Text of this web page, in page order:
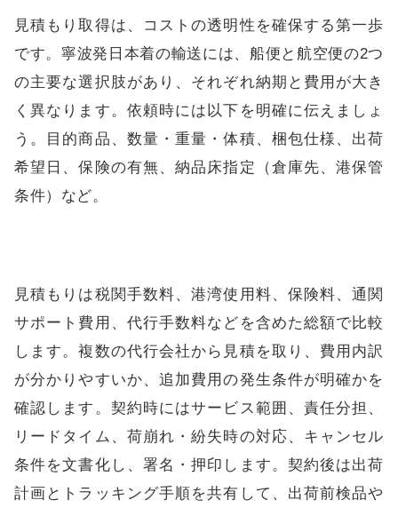
見積もり取得は、コストの透明性を確保する第一歩
です。寧波発日本着の輸送には、船便と航空便の2つ
の主要な選択肢があり、それぞれ納期と費用が大き
く異なります。依頼時には以下を明確に伝えましょ
う。目的商品、数量・重量・体積、梱包仕様、出荷
希望日、保険の有無、納品床指定（倉庫先、港保管
条件）など。
見積もりは税関手数料、港湾使用料、保険料、通関
サポート費用、代行手数料などを含めた総額で比較
します。複数の代行会社から見積を取り、費用内訳
が分かりやすいか、追加費用の発生条件が明確かを
確認します。契約時にはサービス範囲、責任分担、
リードタイム、荷崩れ・紛失時の対応、キャンセル
条件を文書化し、署名・押印します。契約後は出荷
計画とトラッキング手順を共有して、出荷前検品や